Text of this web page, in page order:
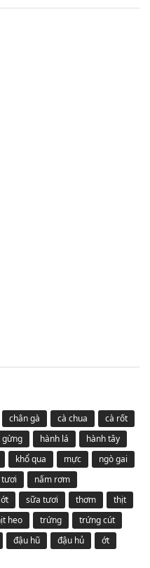
chân gà cà chua
cà rốt
gừng hành lá
hành tây
khổ qua mực
ngò gai
nấm rơm
sữa tươi thơm
thịt
heo trứng
trứng cút
đậu hũ đậu hủ
ớt